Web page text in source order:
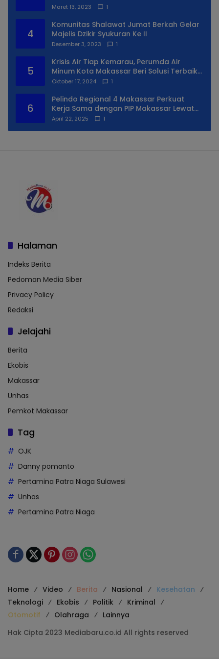
Maret 13, 2023 1
4
Komunitas Shalawat Jumat Berkah Gelar
Majelis Dzikir Syukuran Ke II
Desember 3, 2023 1
5
Krisis Air Tiap Kemarau, Perumda Air
Minum Kota Makassar Beri Solusi Terbaik
Untuk Daerah Utara Kota
Oktober 17, 2024 1
6
Pelindo Regional 4 Makassar Perkuat
Kerja Sama dengan PIP Makassar Lewat
Praktek Lapangan
April 22, 2025 1
Halaman
Indeks Berita
Pedoman Media Siber
Privacy Policy
Redaksi
Jelajahi
Berita
Ekobis
Makassar
Unhas
Pemkot Makassar
Tag
OJK
Danny pomanto
Pertamina Patra Niaga Sulawesi
Unhas
Pertamina Patra Niaga
Home Video Berita Nasional
Kesehatan
Teknologi
Ekobis Politik
Kriminal
Otomotif
Olahraga
Lainnya
Hak Cipta 2023 Mediabaru.co.id All rights reserved